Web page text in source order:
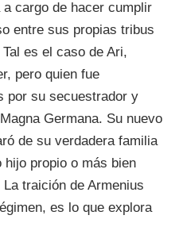
cargo de hacer cumplir
entre sus propias tribus
es el caso de Ari,
pero quien fue
por su secuestrador y
Germana. Su nuevo
de su verdadera familia
propio o más bien
traición de Armenius
es lo que explora